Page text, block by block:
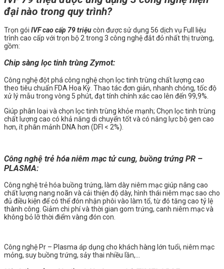
đại nào trong quy trình?
Trọn gói IVF cao cấp 79 triệucòn được sử dụng 56 dịch vụ Full liệu
trình cao cấp với trọn bộ 2 trong 3 công nghệ đắt đỏ nhất thị trường,
gồm:
Chip sàng lọc tinh trùng Zymot:
Công nghệ đột phá công nghệ chọn lọc tinh trùng chất lượng cao
theo tiêu chuẩn FDA Hoa Kỳ. Thao tác đơn giản, nhanh chóng, tốc độ
xử lý mẫu trong vòng 5 phút, đạt tính chính xác cao lên đến 99,9%.
Giúp phân loại và chọn lọc tinh trùng khỏe mạnh; Chọn lọc tinh trùng
chất lượng cao có khả năng di chuyển tốt và có năng lực bộ gen cao
hơn, ít phân mảnh DNA hơn (DFI < 2%).
Công nghệ trẻ hóa niêm mạc tử cung, buồng trứng PR –
PLASMA:
Công nghệ trẻ hóa buồng trứng, làm dày niêm mạc giúp nâng cao
chất lượng nang noãn và cải thiện độ dày, hình thái niêm mạc sao cho
đủ điều kiện để có thể đón nhận phôi vào làm tổ, từ đó tăng cao tỷ lệ
thành công. Giảm chi phí và thời gian gom trứng, canh niêm mạc và
không bỏ lỡ thời điểm vàng đón con.
Công nghệ Pr – Plasma áp dụng cho khách hàng lớn tuổi, niêm mạc
mỏng, suy buồng trứng, sảy thai nhiều lần,…